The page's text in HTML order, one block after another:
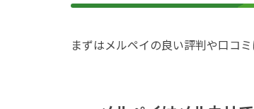
まずはメルペイの良い評判や口コ